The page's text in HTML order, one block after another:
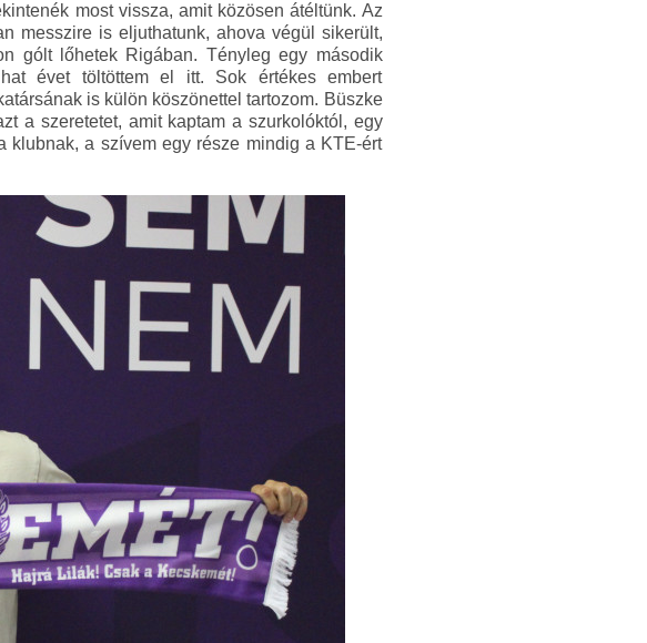
most vissza, amit közösen átéltünk. Az
messzire is eljuthatunk, ahova végül sikerült,
gólt lőhetek Rigában. Tényleg egy második
hat évet töltöttem el itt. Sok értékes embert
is külön köszönettel tartozom. Büszke
a szeretetet, amit kaptam a szurkolóktól, egy
a szívem egy része mindig a KTE-ért